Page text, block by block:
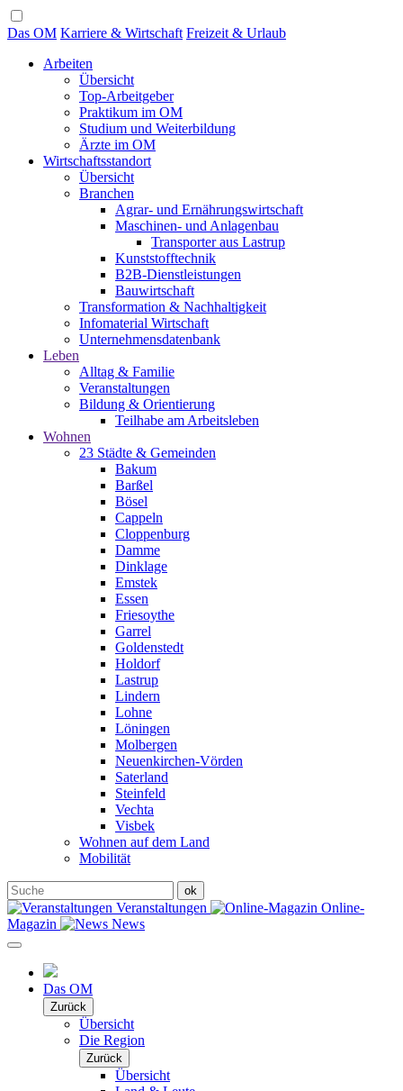
Das OM Karriere & Wirtschaft Freizeit & Urlaub
Arbeiten
Übersicht
Top-Arbeitgeber
Praktikum im OM
Studium und Weiterbildung
Ärzte im OM
Wirtschaftsstandort
Übersicht
Branchen
Agrar- und Ernährungswirtschaft
Maschinen- und Anlagenbau
Transporter aus Lastrup
Kunststofftechnik
B2B-Dienstleistungen
Bauwirtschaft
Transformation & Nachhaltigkeit
Infomaterial Wirtschaft
Unternehmensdatenbank
Leben
Alltag & Familie
Veranstaltungen
Bildung & Orientierung
Teilhabe am Arbeitsleben
Wohnen
23 Städte & Gemeinden
Bakum
Barßel
Bösel
Cappeln
Cloppenburg
Damme
Dinklage
Emstek
Essen
Friesoythe
Garrel
Goldenstedt
Holdorf
Lastrup
Lindern
Lohne
Löningen
Molbergen
Neuenkirchen-Vörden
Saterland
Steinfeld
Vechta
Visbek
Wohnen auf dem Land
Mobilität
Veranstaltungen
Online-
Magazin
News
Das OM
Zurück
Übersicht
Die Region
Zurück
Übersicht